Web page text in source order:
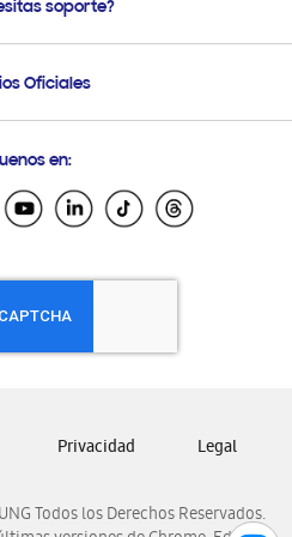
soporte?
vía eMail
Oficiales
Ecuador
El Salvador
Honduras
Nicaragua
Panamá
Venezuela
en:
Todos los Derechos Reservados.
Privacidad Legal